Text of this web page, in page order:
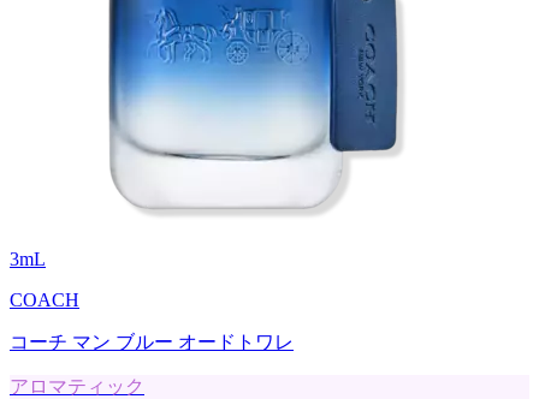
3mL
COACH
コーチ マン ブルー オードトワレ
アロマティック